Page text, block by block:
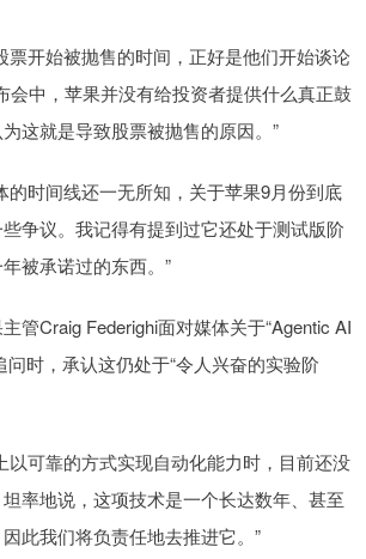
开始被抛售的时间，正好是他们开始谈论
会中，苹果并没有给投资者提供什么真正鼓
这就是导致股票被抛售的原因。”
时间线还一无所知，关于苹果9月份到底
争议。我记得有提到过它还处于测试版阶
被承诺过的东西。”
Craig Federighi面对媒体关于“Agentic AI
问时，承认这仍处于“令人兴奋的实验阶
可靠的方式实现自动化能力时，目前还没
率地说，这项技术是一个长达数年、甚至
此我们将负责任地去推进它。”